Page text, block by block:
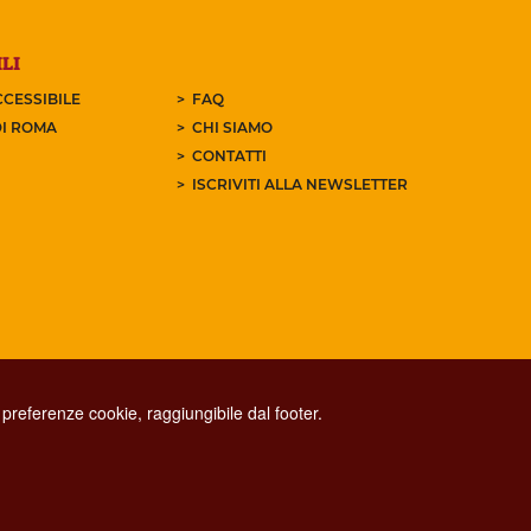
ROMA
FAQ
CHI SIAMO
CONTATTI
ISCRIVITI ALLA NEWSLETTER
cookie, raggiungibile dal footer.